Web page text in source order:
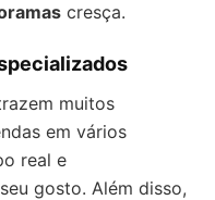
cresça.
muitos
em vários
real e
gosto. Além disso,